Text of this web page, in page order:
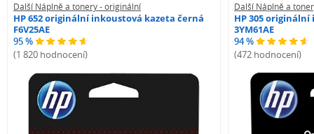
Další Náplně a tonery - originální
HP 652 originální inkoustová kazeta černá
F6V25AE
95 %
(1 820 hodnocení)
Další Náplně a
HP 305
3YM61AE
94 %
(472 hodnocení)